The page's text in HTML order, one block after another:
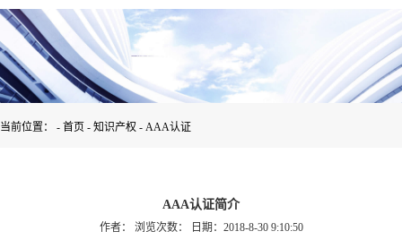
当前位置： - 首页 - 知识产权 - AAA认证
AAA认证简介
作者： 浏览次数： 日期：2018-8-30 9:10:50